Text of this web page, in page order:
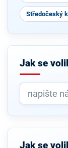
Středočeský
Jak se
Jak se